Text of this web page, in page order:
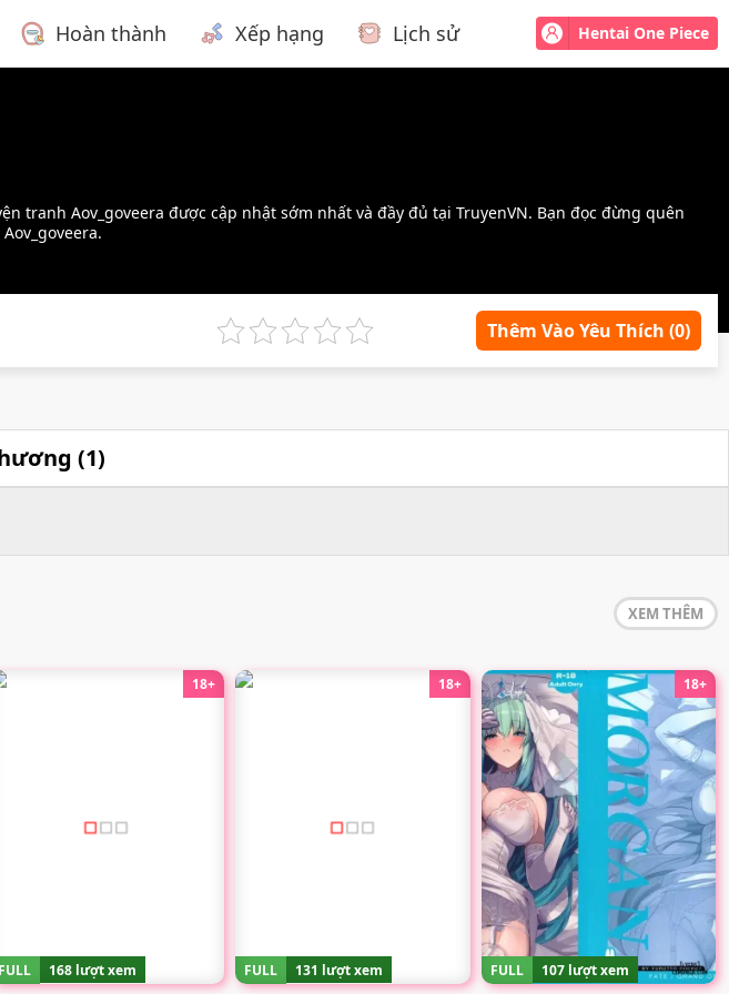
Hentai One Piece
Hoàn thành Xếp hạng Lịch sử
tranh Aov_goveera được cập nhật sớm nhất và đầy đủ tại TruyenVN. Bạn đọc đừng quên
Thêm Vào Yêu Thích (0)
(1)
XEM THÊM
18+
FULL 168 lượt xem
18+
FULL 131 lượt xem
18+
FULL 107 lượt xem